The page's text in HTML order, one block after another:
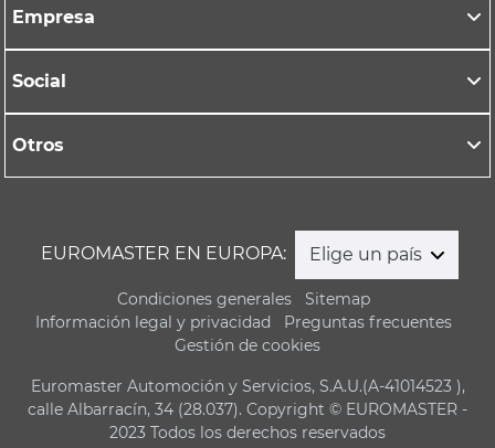
Empresa
Social
Otros
EUROMASTER EN EUROPA: Elige un país
Condiciones generales
Sitemap
Información legal y privacidad
Preguntas frecuentes
Gestión de cookies
Euromaster Automoción y Servicios, S.A.U.(A-41014523 ),
calle Albarracín, 34 (28.037). Copyright © EUROMASTER -
2023 Todos los derechos reservados